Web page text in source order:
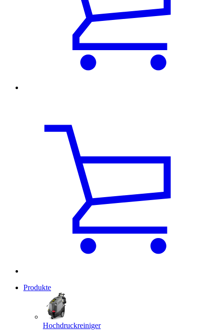
Produkte
Hochdruckreiniger